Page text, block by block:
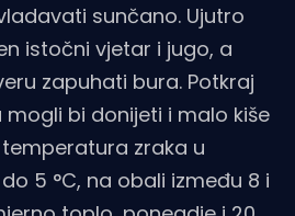
sunčano. Ujutro
istočni vjetar i jugo, a
zapuhati bura. Potkraj
bi donijeti i malo kiše
zraka u
5 °C, na obali između 8 i